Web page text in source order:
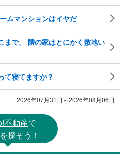
ムマンションはイヤだ
まで。 隣の家はとにかく敷地い
て寝てますか？
2026年07月31日～2026年08月06日
不動産で
探そう！